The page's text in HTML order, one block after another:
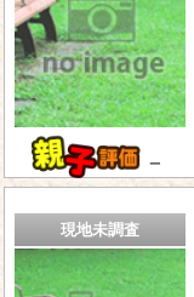
－
現地未調査